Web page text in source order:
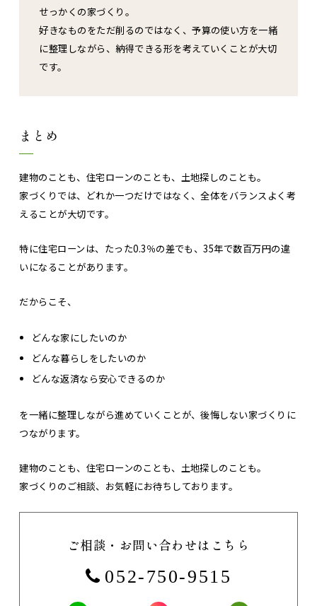
せっかくの家づくり。
好きなものをただ削るのではなく、予算の使い方を一緒
に整理しながら、納得できる形を考えていくことが大切
です。
まとめ
建物のことも、住宅ローンのことも、土地探しのことも。
家づくりでは、どれか一つだけではなく、全体をバランスよく考
えることが大切です。
特に住宅ローンは、たった0.3％の差でも、35年で数百万円の違
いになることがあります。
だからこそ、
どんな家にしたいのか
どんな暮らしをしたいのか
どんな返済なら安心できるのか
を一緒に整理しながら進めていくことが、後悔しない家づくりに
つながります。
建物のことも、住宅ローンのことも、土地探しのことも。
家づくりのご相談、お気軽にお待ちしております。
ご相談・お問い合わせはこちら
052-750-9515